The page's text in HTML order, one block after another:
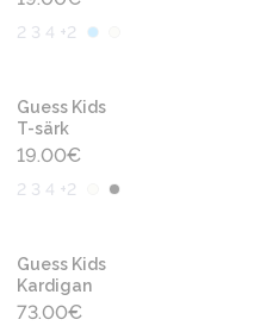
2 3 4 +2
Guess Kids
T-särk
19.00€
2 3 4 +2
Guess Kids
Kardigan
73.00€